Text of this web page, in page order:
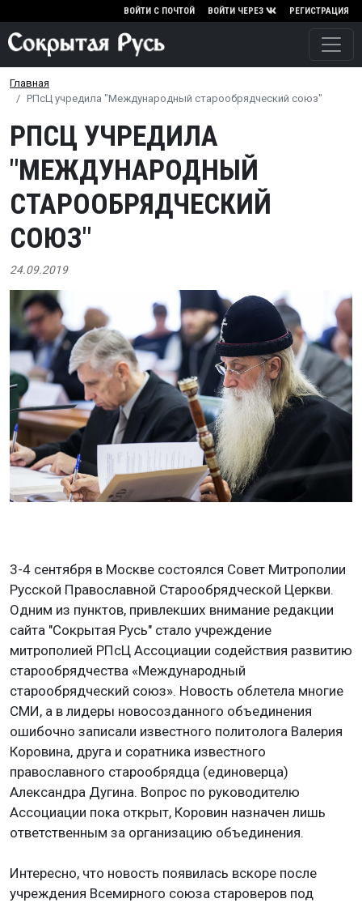
Перейти к основному
ВОЙТИ С ПОЧТОЙ ВОЙТИ ЧЕРЕЗ РЕГИСТРАЦИЯ
Главная
РПсЦ учредила "Международный старообрядческий союз"
РПСЦ УЧРЕДИЛА
"МЕЖДУНАРОДНЫЙ
СТАРООБРЯДЧЕСКИЙ
СОЮЗ"
24.09.2019
3-4 сентября в Москве состоялся Совет Митрополии
Русской Православной Старообрядческой Церкви.
Одним из пунктов, привлекших внимание редакции
сайта "Сокрытая Русь" стало учреждение
митрополией РПсЦ Ассоциации содействия развитию
старообрядчества «Международный
старообрядческий союз». Новость облетела многие
СМИ, а в лидеры новосозданного объединения
ошибочно записали известного политолога Валерия
Коровина, друга и соратника известного
православного старообрядца (единоверца)
Александра Дугина. Вопрос по руководителю
Ассоциации пока открыт, Коровин назначен лишь
ответственным за организацию объединения.
Интересно, что новость появилась вскоре после
учреждения Всемирного союза староверов под